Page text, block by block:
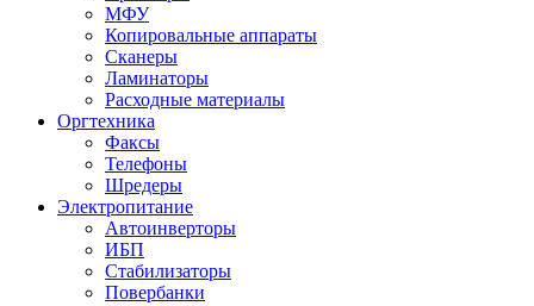
МФУ
Копировальные аппараты
Сканеры
Ламинаторы
Расходные материалы
Оргтехника
Факсы
Телефоны
Шредеры
Электропитание
Автоинверторы
ИБП
Стабилизаторы
Повербанки